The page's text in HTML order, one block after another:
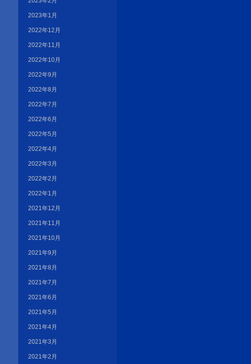
2023年1月
2022年12月
2022年11月
2022年10月
2022年9月
2022年8月
2022年7月
2022年6月
2022年5月
2022年4月
2022年3月
2022年2月
2022年1月
2021年12月
2021年11月
2021年10月
2021年9月
2021年8月
2021年7月
2021年6月
2021年5月
2021年4月
2021年3月
2021年2月